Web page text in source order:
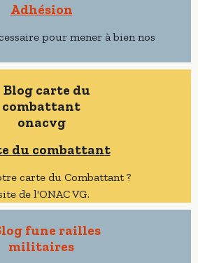
Adhésion
pour mener à bien nos
du combattant
carte du Combattant ?
de l'ONAC VG.